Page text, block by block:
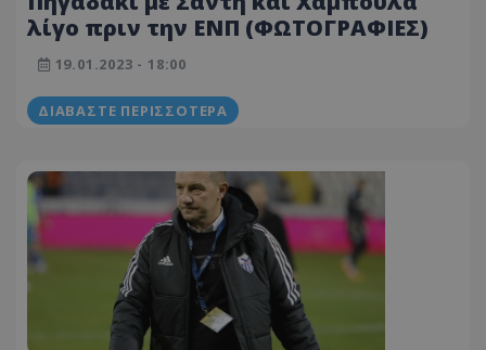
λίγο πριν την ΕΝΠ (ΦΩΤΟΓΡΑΦΙΕΣ)
19.01.2023 - 18:00
ΔΙΑΒΆΣΤΕ ΠΕΡΙΣΣΌΤΕΡΑ